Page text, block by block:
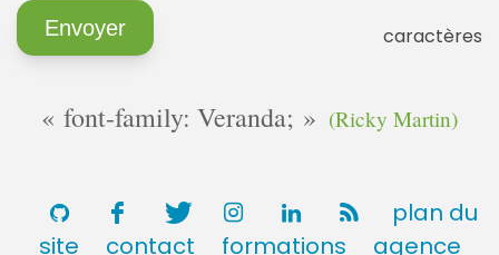
caractères
font-family: Veranda; (Ricky Martin)
plan du
site
contact formations agence